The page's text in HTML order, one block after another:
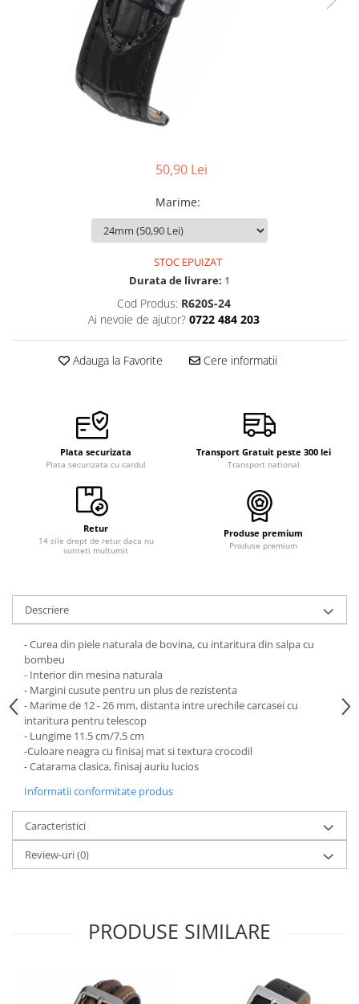
Ceasuri Daniel Klein
Ceasuri Lorus
Ceasuri Q&Q
Ceasuri Reflex
Scule de Mana
Turnare, Lipire, Finisare
Suporti de Lucru
Surubelnite fine
Truse / Kituri Ceasornicar
50,90 Lei
Marime:
STOC EPUIZAT
Durata de livrare: 1
Cod Produs: R620S-24
Ai nevoie de ajutor? 0722 484 203
Adauga la Favorite Cere informatii
Plata securizata
Plata securizata cu cardul
Transport Gratuit peste 300 lei
Transport national
Retur
14 zile drept de retur daca nu
sunteti multumit
Produse premium
Produse premium
Descriere
- Curea din piele naturala de bovina, cu intaritura din salpa cu
bombeu
- Interior din mesina naturala
- Margini cusute pentru un plus de rezistenta
- Marime de 12 - 26 mm, distanta intre urechile carcasei cu
intaritura pentru telescop
- Lungime 11.5 cm/7.5 cm
-Culoare neagra cu finisaj mat si textura crocodil
- Catarama clasica, finisaj auriu lucios
Informatii conformitate produs
Caracteristici
Review-uri(0)
PRODUSE SIMILARE